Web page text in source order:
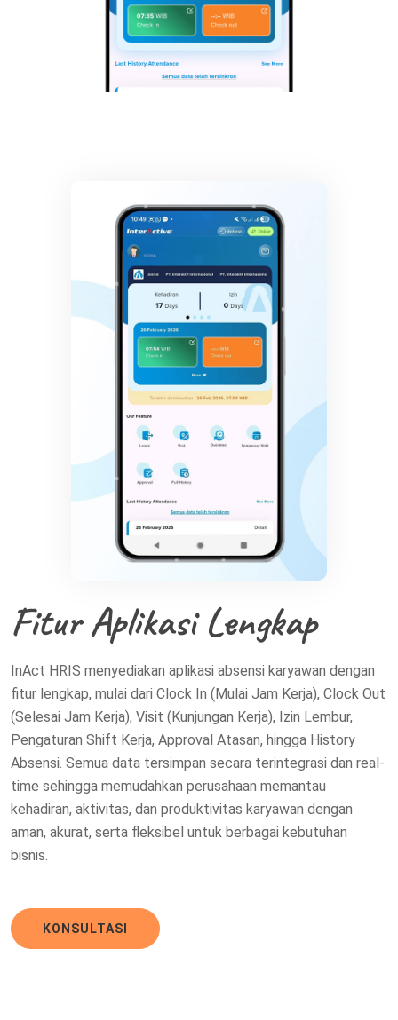
Fitur Aplikasi Lengkap
InAct HRIS menyediakan aplikasi absensi karyawan dengan
fitur lengkap, mulai dari Clock In (Mulai Jam Kerja), Clock Out
(Selesai Jam Kerja), Visit (Kunjungan Kerja), Izin Lembur,
Pengaturan Shift Kerja, Approval Atasan, hingga History
Absensi. Semua data tersimpan secara terintegrasi dan real-
time sehingga memudahkan perusahaan memantau
kehadiran, aktivitas, dan produktivitas karyawan dengan
aman, akurat, serta fleksibel untuk berbagai kebutuhan
bisnis.
KONSULTASI